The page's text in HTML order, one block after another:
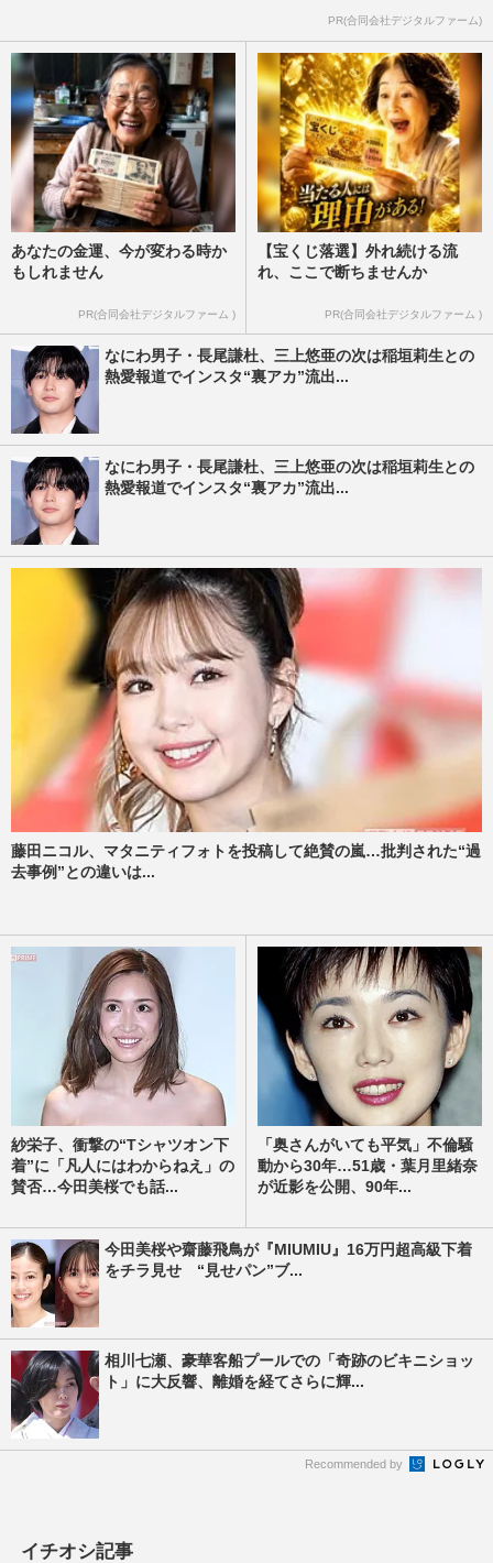
PR(合同会社デジタルファーム)
あなたの金運、今が変わる時か
もしれません
PR(合同会社デジタルファーム )
【宝くじ落選】外れ続ける流
れ、ここで断ちませんか
PR(合同会社デジタルファーム )
なにわ男子・長尾謙杜、三上悠亜の次は稲垣莉生との
熱愛報道でインスタ“裏アカ”流出...
なにわ男子・長尾謙杜、三上悠亜の次は稲垣莉生との
熱愛報道でインスタ“裏アカ”流出...
藤田ニコル、マタニティフォトを投稿して絶賛の嵐…批判された“過
去事例”との違いは...
紗栄子、衝撃の“Tシャツオン下
着”に「凡人にはわからねえ」の
賛否…今田美桜でも話...
「奥さんがいても平気」不倫騒
動から30年…51歳・葉月里緒奈
が近影を公開、90年...
今田美桜や齋藤飛鳥が『MIUMIU』16万円超高級下着
をチラ見せ “見せパン”ブ...
相川七瀬、豪華客船プールでの「奇跡のビキニショッ
ト」に大反響、離婚を経てさらに輝...
Recommended by
イチオシ記事